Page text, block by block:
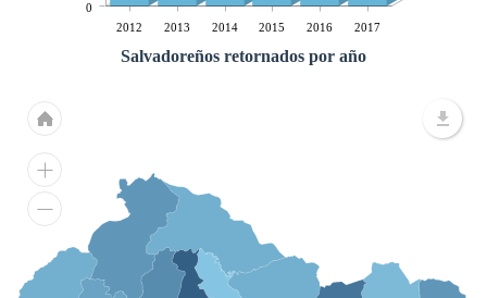
2012 2013 2014 2015 2016 2017
0
Salvadoreños retornados por año